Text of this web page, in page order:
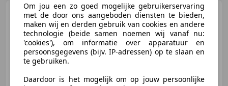
Volkswagen Kever Type
11 Bril Kever 1949 25 PK
Kabelremmen
€ 45.950
Om jou een zo goed mogelijke gebruikerservaring
met de door ons aangeboden diensten te bieden,
maken wij en derden gebruik van cookies en andere
technologie (beide samen noemen wij vanaf nu:
'cookies'), om informatie over apparatuur en
persoonsgegevens (bijv. IP-adressen) op te slaan en
te gebruiken.
Daardoor is het mogelijk om op jouw persoonlijke